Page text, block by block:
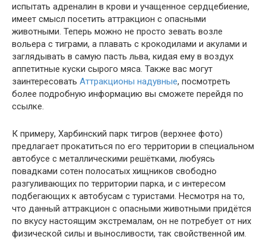
испытать адреналин в крови и учащенное сердцебиение,
имеет смысл посетить аттракцион с опасными
животными. Теперь можно не просто зевать возле
вольера с тиграми, а плавать с крокодилами и акулами и
заглядывать в самую пасть льва, кидая ему в воздух
аппетитные куски сырого мяса. Также вас могут
заинтересовать Аттракционы надувные, посмотреть
более подробную информацию вы сможете перейдя по
ссылке.
К примеру, Харбинский парк тигров (верхнее фото)
предлагает прокатиться по его территории в специальном
автобусе с металлическими решётками, любуясь
повадками сотен полосатых хищников свободно
разгуливающих по территории парка, и с интересом
подбегающих к автобусам с туристами. Несмотря на то,
что данный аттракцион с опасными животными придётся
по вкусу настоящим экстремалам, он не потребует от них
физической силы и выносливости, так свойственной им.